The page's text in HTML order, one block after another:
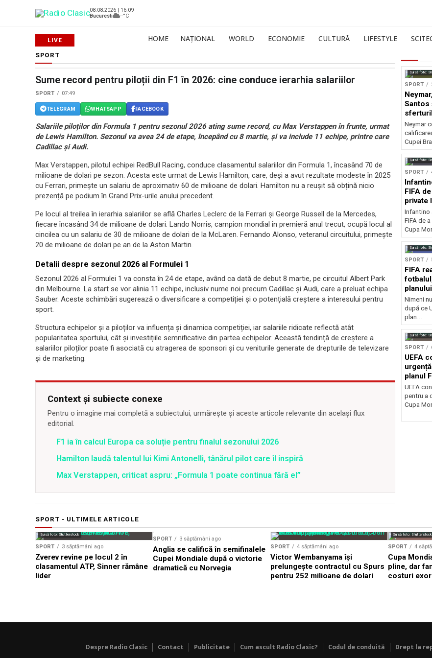
08.08.2026 | 16:09
Bucuresti
--°C
HOME NAȚIONAL WORLD ECONOMIE CULTURĂ LIFESTYLE
SPORT
Sume record pentru piloții din F1 în 2026: cine conduce ierarhia salariilor
SPORT 07:49
TELEGRAM WHATSAPP FACEBOOK
Salariile piloților din Formula 1 pentru sezonul 2026 ating sume record, cu Max Verstappen în frunte, urmat
de Lewis Hamilton. Sezonul va avea 24 de etape, începând cu 8 martie, și va include 11 echipe, printre care
Cadillac și Audi.
Max Verstappen, pilotul echipei RedBull Racing, conduce clasamentul salariilor din Formula 1, încasând 70 de
milioane de dolari pe sezon. Acesta este urmat de Lewis Hamilton, care, deși a avut rezultate modeste în 2025
cu Ferrari, primește un salariu de aproximativ 60 de milioane de dolari. Hamilton nu a reușit să obțină nicio
prezență pe podium în Grand Prix-urile anului precedent.
Pe locul al treilea în ierarhia salariilor se află Charles Leclerc de la Ferrari și George Russell de la Mercedes,
fiecare încasând 34 de milioane de dolari. Lando Norris, campion mondial în premieră anul trecut, ocupă locul al
cincilea cu un salariu de 30 de milioane de dolari de la McLaren. Fernando Alonso, veteranul circuitului, primește
20 de milioane de dolari pe an de la Aston Martin.
Detalii despre sezonul 2026 al Formulei 1
Sezonul 2026 al Formulei 1 va consta în 24 de etape, având ca dată de debut 8 martie, pe circuitul Albert Park
din Melbourne. La start se vor alinia 11 echipe, inclusiv nume noi precum Cadillac și Audi, care a preluat echipa
Sauber. Aceste schimbări sugerează o diversificare a competiției și o potențială creștere a interesului pentru
sport.
Structura echipelor și a piloților va influența și dinamica competiției, iar salariile ridicate reflectă atât
popularitatea sportului, cât și investițiile semnificative din partea echipelor. Această tendință de creștere a
salariilor piloților poate fi asociată cu atragerea de sponsori și cu veniturile generate de drepturile de televizare
și de marketing.
Context și subiecte conexe
Pentru o imagine mai completă a subiectului, urmărește și aceste articole relevante din același flux
editorial.
F1 ia în calcul Europa ca soluție pentru finalul sezonului 2026
Hamilton laudă talentul lui Kimi Antonelli, tânărul pilot care îl inspiră
Max Verstappen, criticat aspru: „Formula 1 poate continua fără el”
Sursă foto:
SPORT
Santos
Neymar
Cupei
Sursă foto:
SPORT
FIFA
private
Infantino
FIFA de
Cupa
Sursă foto:
SPORT
FIFA
Nimeni
după ce
plan...
Sursă foto:
SPORT
UEFA
planul
UEFA
pentru a
Cupa
SPORT - ULTIMELE ARTICOLE
Sursă foto: Shutterstock
SPORT 3 săptămâni ago
Zverev revine pe locul 2 în
clasamentul ATP, Sinner rămâne
lider
SPORT 3 săptămâni ago
Anglia se califică în semifinalele
Cupei Mondiale după o victorie
dramatică cu Norvegia
SPORT 4 săptămâni ago
Victor Wembanyama își
prelungește contractul cu Spurs
pentru 252 milioane de dolari
Sursă foto: Shutterstock
SPORT 4
Cupa
pline, dar
costuri
Despre Radio Clasic Contact Publicitate Cum ascult Radio Clasic? Codul de conduită Drept la